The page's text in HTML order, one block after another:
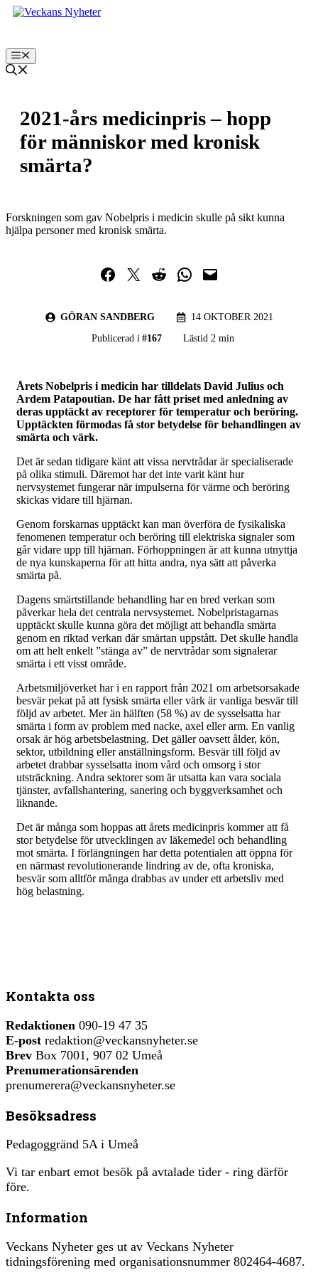
Hoppa
Meny
2021-års medicinpris – hopp
för människor med kronisk
smärta?
Forskningen som gav Nobelpris i medicin skulle på sikt kunna
hjälpa personer med kronisk smärta.
Dela på Facebook
Dela på TwitterDela på RedditDela i WhatsApp
Maila en länk
GÖRAN SANDBERG
14 OKTOBER 2021
Publicerad i #167 Lästid 2 min
Årets Nobelpris i medicin har tilldelats David Julius och
Ardem Patapoutian. De har fått priset med anledning av
deras upptäckt av receptorer för temperatur och beröring.
Upptäckten förmodas få stor betydelse för behandlingen av
smärta och värk.
Det är sedan tidigare känt att vissa nervtrådar är specialiserade
på olika stimuli. Däremot har det inte varit känt hur
nervsystemet fungerar när impulserna för värme och beröring
skickas vidare till hjärnan.
Genom forskarnas upptäckt kan man överföra de fysikaliska
fenomenen temperatur och beröring till elektriska signaler som
går vidare upp till hjärnan. Förhoppningen är att kunna utnyttja
de nya kunskaperna för att hitta andra, nya sätt att påverka
smärta på.
Dagens smärtstillande behandling har en bred verkan som
påverkar hela det centrala nervsystemet. Nobelpristagarnas
upptäckt skulle kunna göra det möjligt att behandla smärta
genom en riktad verkan där smärtan uppstått. Det skulle handla
om att helt enkelt ”stänga av” de nervtrådar som signalerar
smärta i ett visst område.
Arbetsmiljöverket har i en rapport från 2021 om arbetsorsakade
besvär pekat på att fysisk smärta eller värk är vanliga besvär till
följd av arbetet. Mer än hälften (58 %) av de sysselsatta har
smärta i form av problem med nacke, axel eller arm. En vanlig
orsak är hög arbetsbelastning. Det gäller oavsett ålder, kön,
sektor, utbildning eller anställningsform. Besvär till följd av
arbetet drabbar sysselsatta inom vård och omsorg i stor
utsträckning. Andra sektorer som är utsatta kan vara sociala
tjänster, avfallshantering, sanering och byggverksamhet och
liknande.
Det är många som hoppas att årets medicinpris kommer att få
stor betydelse för utvecklingen av läkemedel och behandling
mot smärta. I förlängningen har detta potentialen att öppna för
en närmast revolutionerande lindring av de, ofta kroniska,
besvär som alltför många drabbas av under ett arbetsliv med
hög belastning.
Kontakta oss
Redaktionen 090-19 47 35
E-post redaktion@veckansnyheter.se
Brev Box 7001, 907 02 Umeå
Prenumerationsärenden
prenumerera@veckansnyheter.se
Besöksadress
Pedagoggränd 5A i Umeå
Vi tar enbart emot besök på avtalade tider - ring därför
före.
Information
Veckans Nyheter ges ut av Veckans Nyheter
tidningsförening med organisationsnummer 802464-4687.